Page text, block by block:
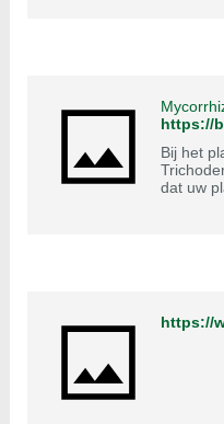
Bij het
dat uw